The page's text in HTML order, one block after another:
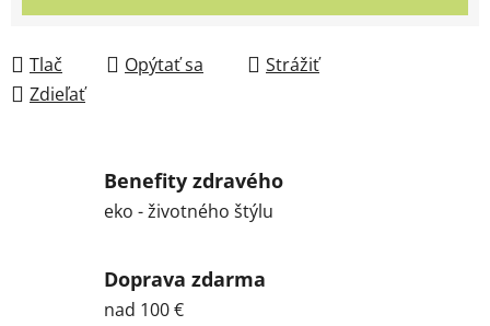
Tlač Opýtať sa
Strážiť
Zdieľať
Benefity zdravého
eko - životného štýlu
Doprava zdarma
nad 100 €